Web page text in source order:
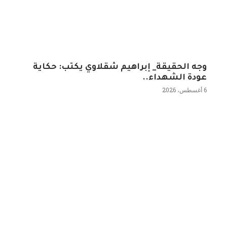
وجه الحقيقة_ إبراهيم شقلاوي يكتب: حكاية
عودة الشهداء..
6 أغسطس، 2026